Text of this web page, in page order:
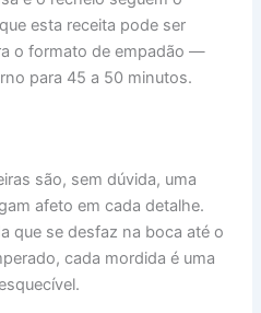
esta receita pode ser
o formato de empadão —
para 45 a 50 minutos.
são, sem dúvida, uma
afeto em cada detalhe.
que se desfaz na boca até o
cada mordida é uma